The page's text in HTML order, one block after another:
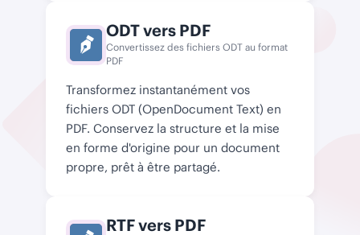
ODT vers PDF
Convertissez des fichiers ODT au format
PDF
Transformez instantanément vos
fichiers ODT (OpenDocument Text) en
PDF. Conservez la structure et la mise
en forme d'origine pour un document
propre, prêt à être partagé.
RTF vers PDF